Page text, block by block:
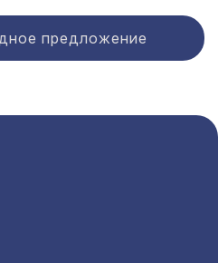
предложение